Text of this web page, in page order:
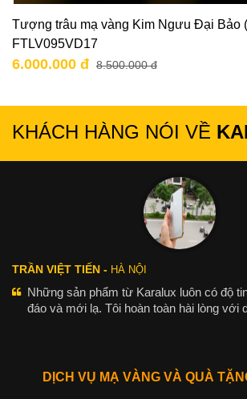
Tượng trâu mạ vàng Kim Ngưu Đại Bảo
FTLV095VD17
6.000.000 đ 8.500.000 đ
KHÁCH HÀNG NÓI VỀ
TRẦN VIỆT TIẾN - HÀ NỘI
Những sản phẩm từ Karalux luôn có độ
đáo và mới lạ. Tôi hoàn toàn hài lòng với
DỊCH VỤ MẠ VÀNG VÀ QUÀ